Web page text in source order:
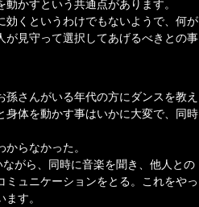
かすという共通点があります。
効くというわけでもないようで、何が
が見守って選択してあげるべきとの事
さんがいる年代の方にダンスを教え
体を動かす事はいかに大変で、同時
らなかった。
がら、同時に音楽を聞き、他人との
ュニケーションをとる。これをやっ
す。